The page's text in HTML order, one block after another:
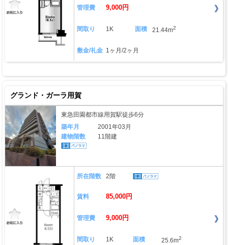
管理費 9,000円
間取り 1K 面積 21.44m2
敷金/礼金 1ヶ月/2ヶ月
グランド・ガーラ用賀
東急田園都市線用賀駅徒歩6分
築年月
2001年03月
建物階数
11階建
所在階数 2階
賃料 85,000円
管理費 9,000円
間取り 1K 面積 25.6m2